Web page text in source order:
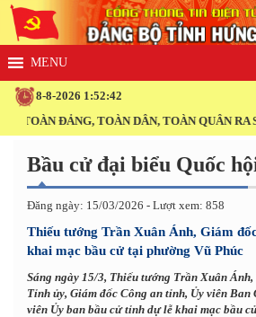
8-8-2026 1:52:43
ĐẢNG, TOÀN DÂN, TOÀN QUÂN RA SỨC
Đăng ngày: 15/03/2026 - Lượt xem: 858
Thiếu tướng Trần Xuân Ánh, Giám
khai mạc bầu cử tại phường Vũ Phúc
Sáng ngày 15/3, Thiếu tướng Trần Xuân
Tỉnh ủy, Giám đốc Công an tỉnh, Ủy viên
viên Ủy ban bầu cử tỉnh dự lễ khai mạc bầu